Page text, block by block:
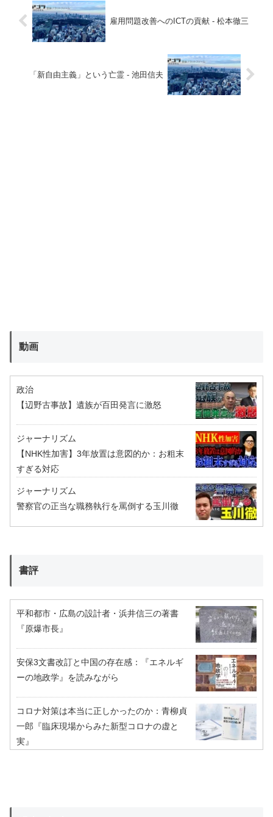
雇用問題改善へのICTの貢献 - 松本徹三
「新自由主義」という亡霊 - 池田信夫
動画
政治
【辺野古事故】遺族が百田発言に激怒
ジャーナリズム
【NHK性加害】3年放置は意図的か：お粗末
すぎる対応
ジャーナリズム
警察官の正当な職務執行を罵倒する玉川徹
書評
平和都市・広島の設計者・浜井信三の著書
『原爆市長』
安保3文書改訂と中国の存在感：『エネルギ
ーの地政学』を読みながら
コロナ対策は本当に正しかったのか：青柳貞
一郎『臨床現場からみた新型コロナの虚と
実』